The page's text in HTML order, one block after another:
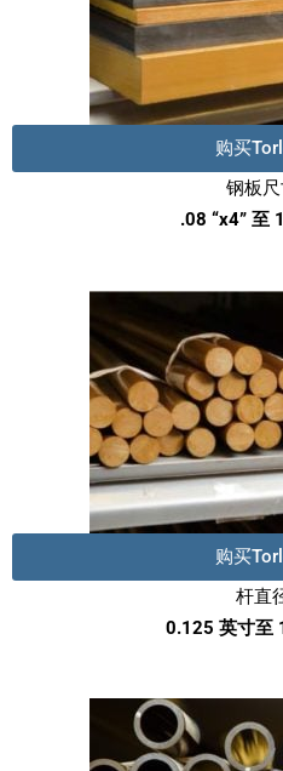
购买
钢板
.08 “x4” 至
购买
杆直
0.125 英寸至